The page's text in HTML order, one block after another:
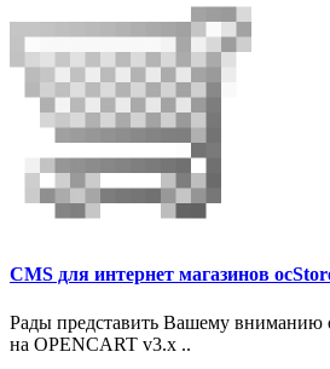
CMS для интернет магазинов
Рады представить Вашему вниманию
на OPENCART v3.x ..